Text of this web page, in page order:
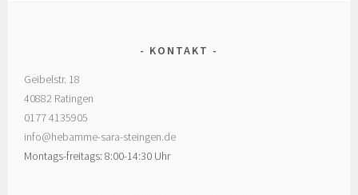
KONTAKT
Geibelstr. 18
40882 Ratingen
0177 4135905
info@hebamme-sara-steingen.de
Montags-freitags: 8:00-14:30 Uhr